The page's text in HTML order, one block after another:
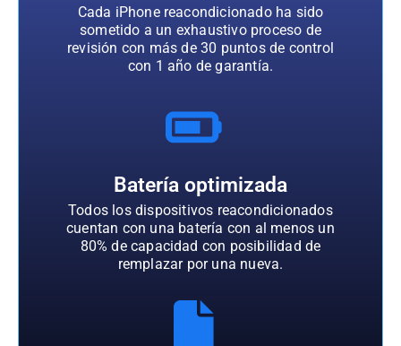
Cada iPhone reacondicionado ha sido
sometido a un exhaustivo proceso de
revisión con más de 30 puntos de control
con 1 año de garantía.
Batería optimizada
Todos los dispositivos reacondicionados
cuentan con una batería con al menos un
80% de capacidad con posibilidad de
remplazar por una nueva.